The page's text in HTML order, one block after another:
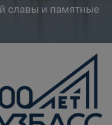
славы и памятные